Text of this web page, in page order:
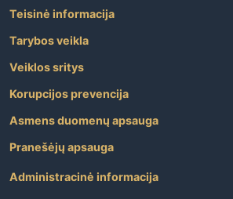
Teisinė informacija
Tarybos veikla
Veiklos sritys
Korupcijos prevencija
Asmens duomenų apsauga
Pranešėjų apsauga
Administracinė informacija